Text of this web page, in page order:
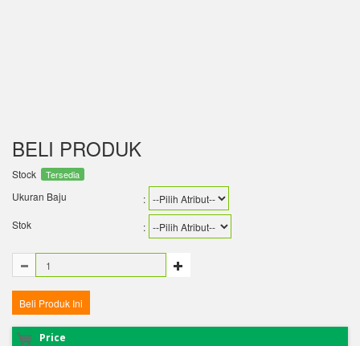
BELI PRODUK
Stock Tersedia
Ukuran Baju
:
Stok
:
Price